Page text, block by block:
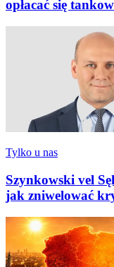
opłacać się
Tylko u nas
Szynkowski vel
jak zniwelować